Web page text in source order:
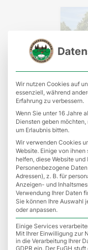
Wir nutzen Cookies auf
essenziell, während
Erfahrung zu verbessern.
Wenn Sie unter 16 Jahre
Diensten geben
um Erlaubnis bitten.
Wir verwenden Cookies
Website. Einige von
helfen, diese Website
Personenbezogene
Adressen), z. B. für
Anzeigen- und
Verwendung Ihrer Daten
Sie können Ihre Auswahl
oder anpassen.
Einige Services
Mit Ihrer Einwilligung zur
in die Verarbeitung Ihrer
GDPR ein. Der EuGH